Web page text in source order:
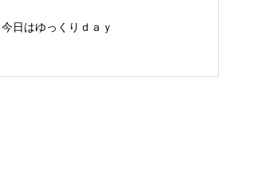
今日はゆっくりｄａｙ